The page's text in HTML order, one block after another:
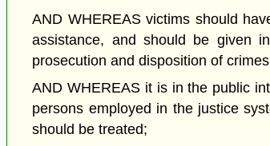
AND WHEREAS victims should
assistance, and should be given
prosecution and disposition of
AND WHEREAS it is in the public
persons employed in the justice
should be treated;